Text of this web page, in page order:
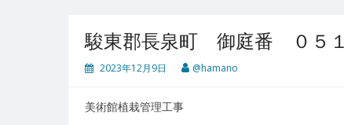
駿東郡長泉町 御庭番 ０５
2023年12月9日 @hamano
美術館植栽管理工事